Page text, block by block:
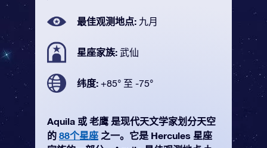
最佳观测地点: 九月
星座家族: 武仙
纬度: +85° 至 -75°
Aquila 或 老鹰 是现代天文学家划分天空
的 88个星座 之一。它是 Hercules 星座